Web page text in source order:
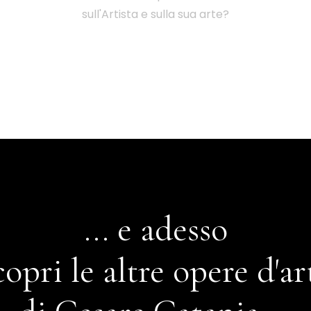
sull'Artista e sulla sua arte?
... e adesso
le altre opere